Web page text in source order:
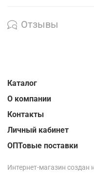
Отзывы
Каталог
О компании
Контакты
Личный кабинет
ОПТовые поставки
Интернет-магазин создан